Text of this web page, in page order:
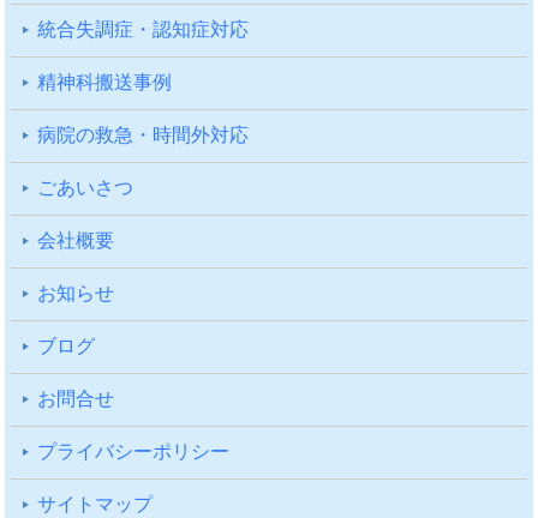
統合失調症・認知症対応
精神科搬送事例
病院の救急・時間外対応
ごあいさつ
会社概要
お知らせ
ブログ
お問合せ
プライバシーポリシー
サイトマップ